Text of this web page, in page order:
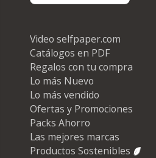
Video selfpaper.com
Catálogos en PDF
Regalos con tu compra
Lo más Nuevo
Lo más vendido
Ofertas y Promociones
Packs Ahorro
Las mejores marcas
Productos Sostenibles